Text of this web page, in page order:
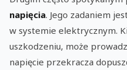
napięcia. Jego zadaniem
w systemie elektrycznym.
uszkodzeniu, może
napięcie przekracza